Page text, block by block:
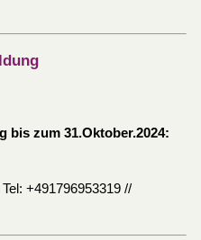
bis zum 31.Oktober.2024:
+491796953319 //